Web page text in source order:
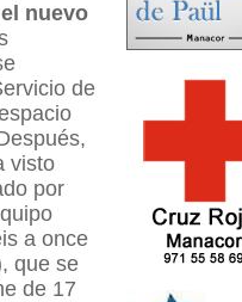
nuevo
de
visto
por
a once
que se
de 17